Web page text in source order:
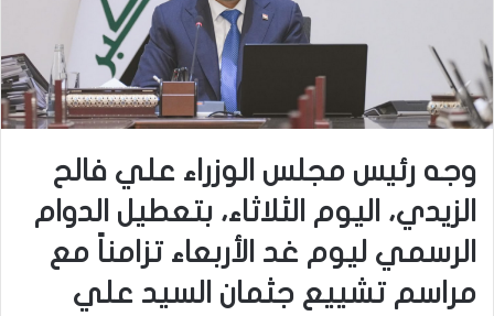
وجه رئيس مجلس الوزراء علي فالح
الزيدي، اليوم الثلاثاء، بتعطيل الدوام
الرسمي ليوم غد الأربعاء تزامناً مع
مراسم تشييع جثمان السيد علي